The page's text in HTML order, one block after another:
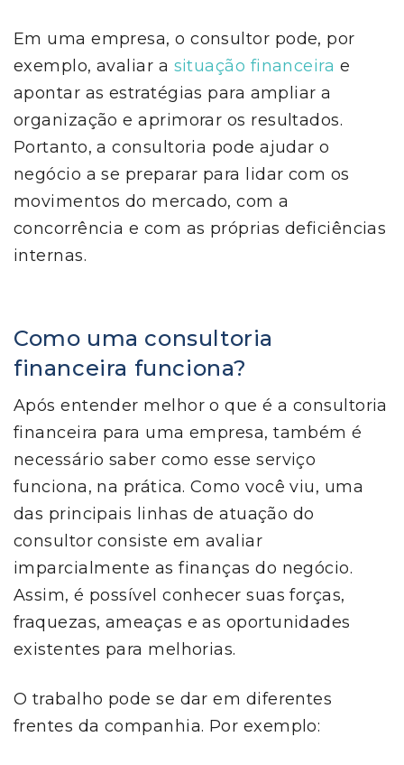
Em uma empresa, o consultor pode, por
exemplo, avaliar a situação financeira e
apontar as estratégias para ampliar a
organização e aprimorar os resultados.
Portanto, a consultoria pode ajudar o
negócio a se preparar para lidar com os
movimentos do mercado, com a
concorrência e com as próprias deficiências
internas.
Como uma consultoria
financeira funciona?
Após entender melhor o que é a consultoria
financeira para uma empresa, também é
necessário saber como esse serviço
funciona, na prática. Como você viu, uma
das principais linhas de atuação do
consultor consiste em avaliar
imparcialmente as finanças do negócio.
Assim, é possível conhecer suas forças,
fraquezas, ameaças e as oportunidades
existentes para melhorias.
O trabalho pode se dar em diferentes
frentes da companhia. Por exemplo: